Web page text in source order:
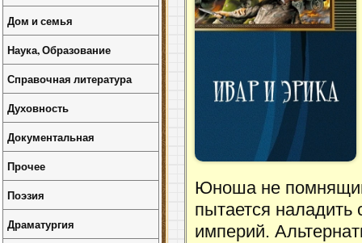
Юноша не
пытается наладить
империй.
Дом и семья
Наука, Образование
Справочная литература
Духовность
Документальная
Прочее
Поэзия
Драматургия